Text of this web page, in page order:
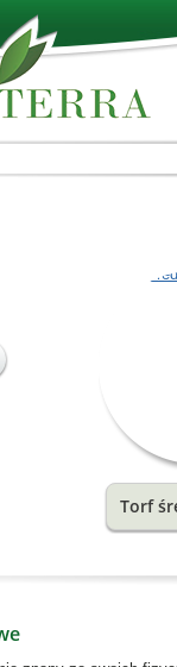
z natury!
jakości
składniki
strukturę gleby
Zapewniają
korzeni roślin.
Torf